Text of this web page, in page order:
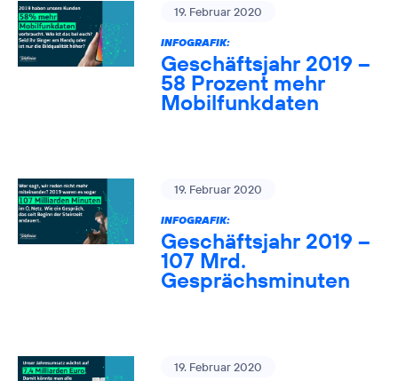
19. Februar 2020
INFOGRAFIK:
Geschäftsjahr 2019 –
58 Prozent mehr
Mobilfunkdaten
19. Februar 2020
INFOGRAFIK:
Geschäftsjahr 2019 –
107 Mrd.
Gesprächsminuten
19. Februar 2020